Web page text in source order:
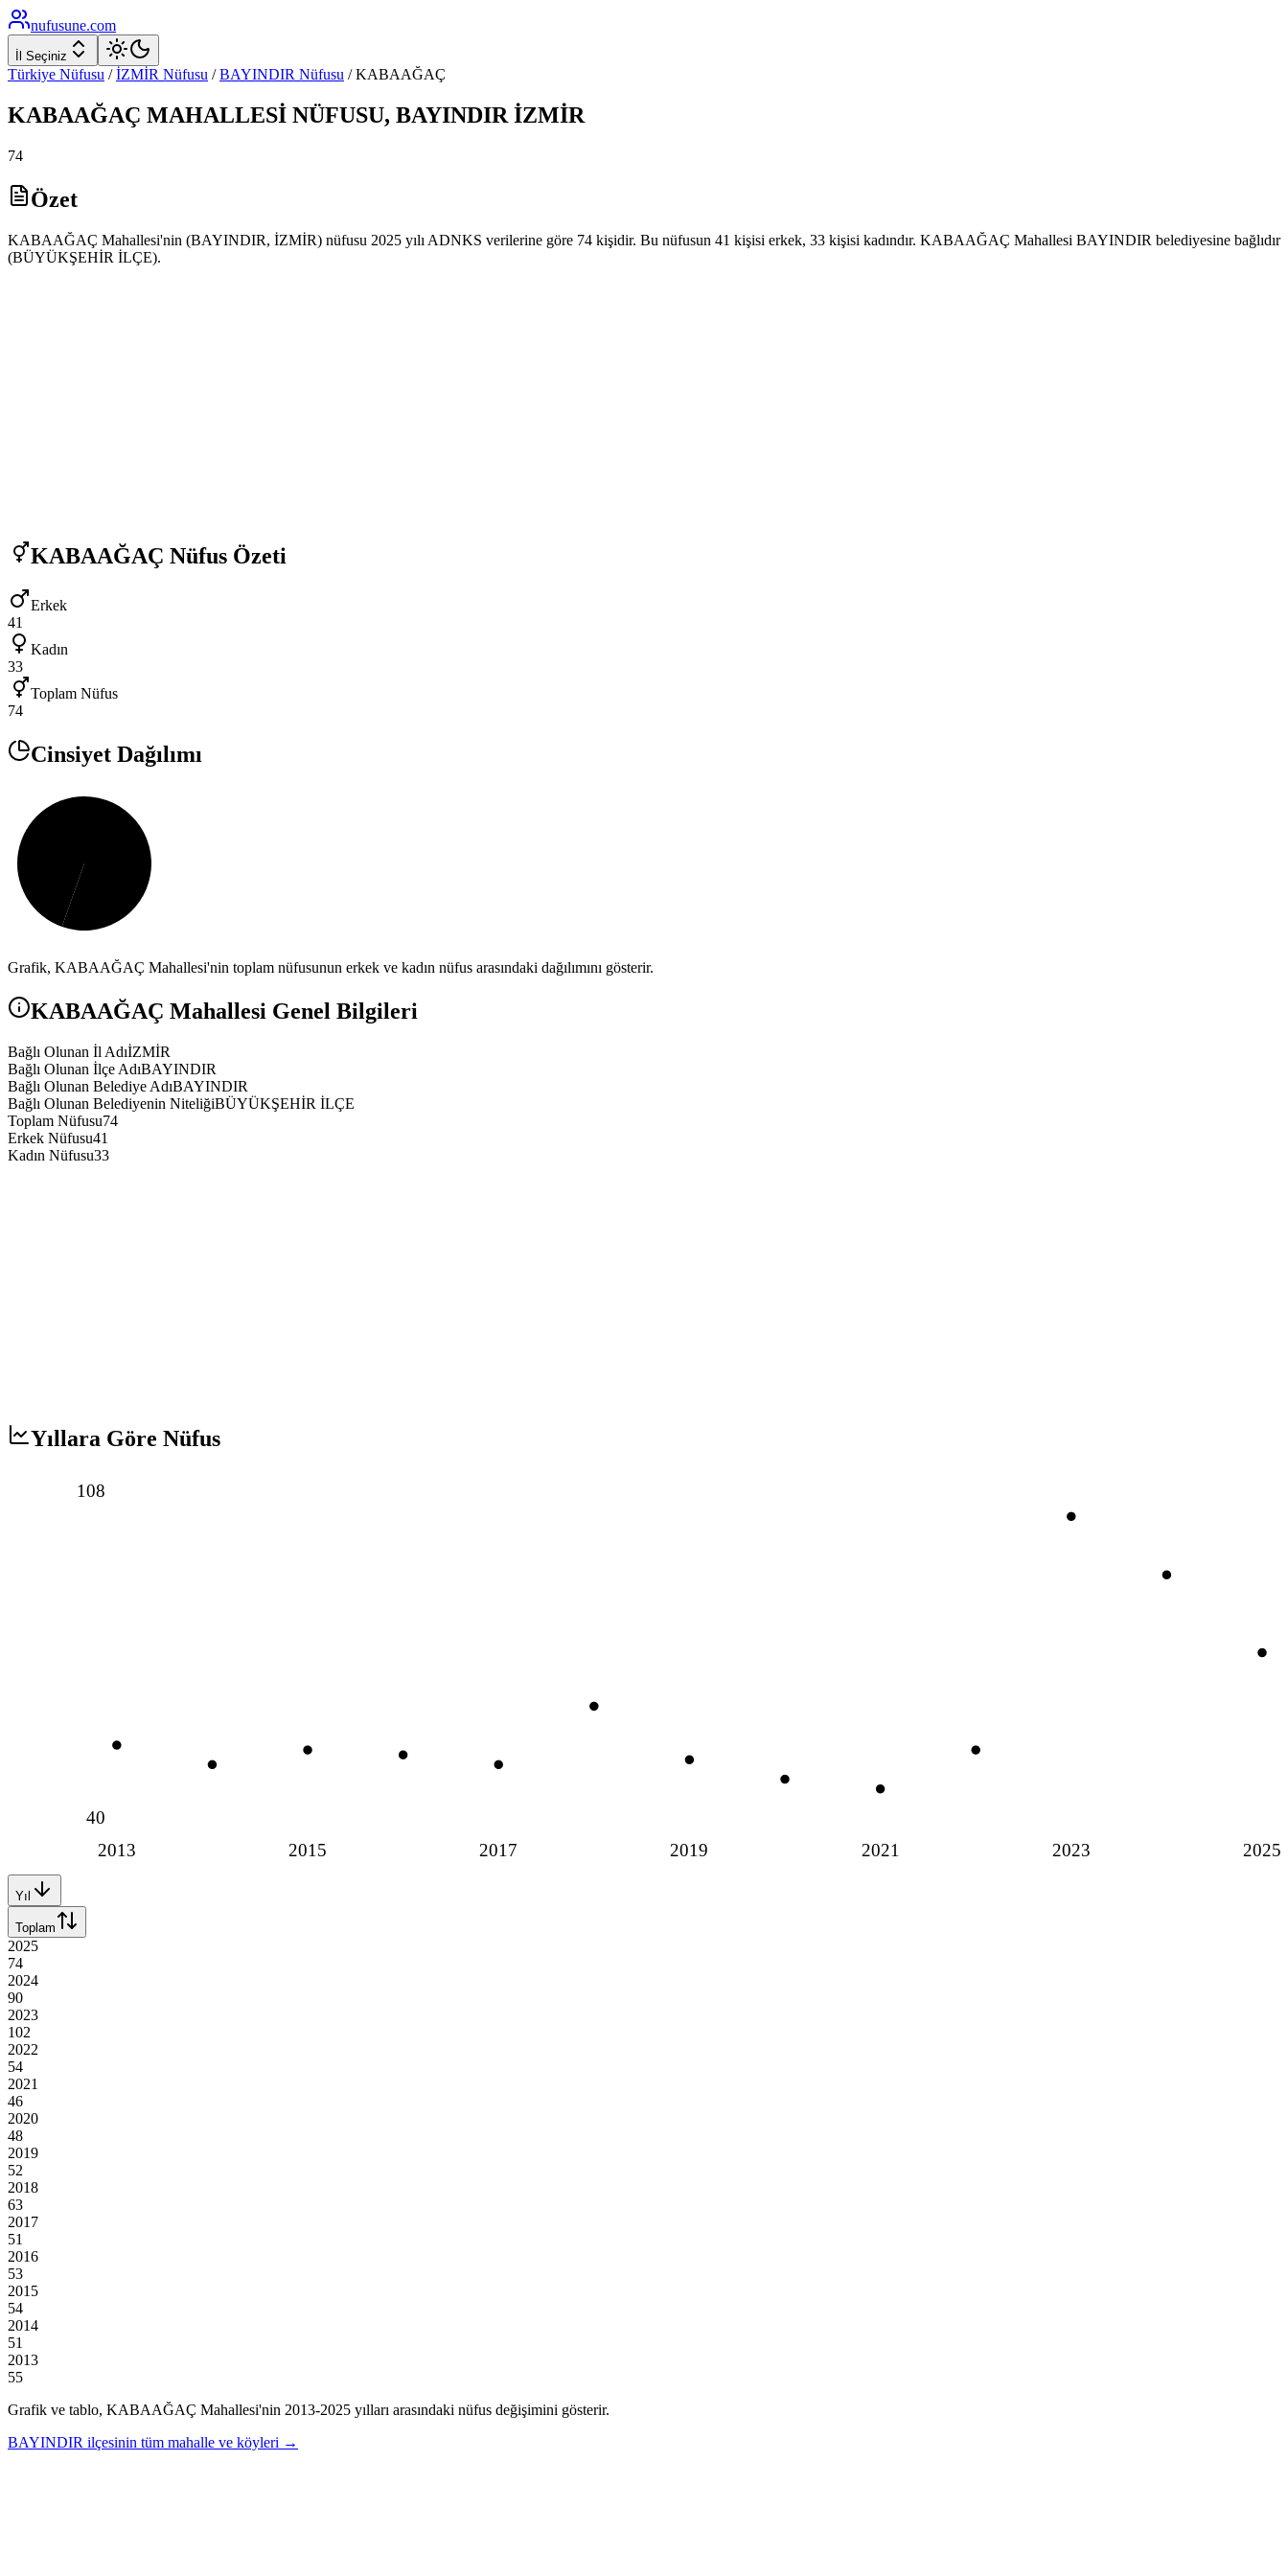
nufusune.com
İl Seçiniz
Türkiye Nüfusu / İZMİR Nüfusu / BAYINDIR Nüfusu /KABAAĞAÇ
KABAAĞAÇ MAHALLESİ NÜFUSU, BAYINDIR İZMİR
74
Özet
KABAAĞAÇ Mahallesi'nin (BAYINDIR, İZMİR) nüfusu 2025 yılı ADNKS verilerine göre 74 kişidir. Bu nüfusun 41 kişisi erkek, 33 kişisi kadındır. KABAAĞAÇ Mahallesi BAYINDIR belediyesine bağlıdır
(BÜYÜKŞEHİR İLÇE).
KABAAĞAÇ Nüfus Özeti
Erkek
41
Kadın
33
Toplam Nüfus
74
Cinsiyet Dağılımı
Grafik, KABAAĞAÇ Mahallesi'nin toplam nüfusunun erkek ve kadın nüfus arasındaki dağılımını gösterir.
KABAAĞAÇ Mahallesi Genel Bilgileri
Bağlı Olunan İl AdıİZMİR
Bağlı Olunan İlçe AdıBAYINDIR
Bağlı Olunan Belediye AdıBAYINDIR
Bağlı Olunan Belediyenin NiteliğiBÜYÜKŞEHİR İLÇE
Toplam Nüfusu74
Erkek Nüfusu41
Kadın Nüfusu33
Yıllara Göre Nüfus
2013 2015 2017 2019 2021 2023 2025
108
40
Yıl
Toplam
2025
74
2024
90
2023
102
2022
54
2021
46
2020
48
2019
52
2018
63
2017
51
2016
53
2015
54
2014
51
2013
55
Grafik ve tablo, KABAAĞAÇ Mahallesi'nin 2013-2025 yılları arasındaki nüfus değişimini gösterir.
BAYINDIR ilçesinin tüm mahalle ve köyleri →